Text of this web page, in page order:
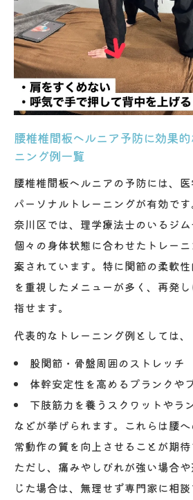
整体とパーソナルトレー
理学療法士がサポートす
る理由
筋力と柔軟性で再発リスクを
筋力強化と柔軟性アップ
法
筋力低下が再発リスクに
自宅でできる簡単トレー
医学的エビデンスに基づく安
説
医学的根拠に基づく評価
理学療法士在籍施設のメ
エビデンス重視のトレー
理由
症状に合わせた運動アプ
症状緩和へ導くマンツーマン
腰椎椎間板ヘルニア予防に効果
ニング例一覧
腰椎椎間板ヘルニアの予防には、
パーソナルトレーニングが有効で
奈川区では、理学療法士のいるジム
個々の身体状態に合わせたトレー
案されています。特に関節の柔軟
を重視したメニューが多く、再発
指せます。
代表的なトレーニング例としては、
股関節・骨盤周囲のストレッチ
体幹安定性を高めるプランクや
下肢筋力を養うスクワットやラ
などが挙げられます。これらは腰
常動作の質を向上させることが期待
ただし、痛みやしびれが強い場合
じた場合は、無理せず専門家に相